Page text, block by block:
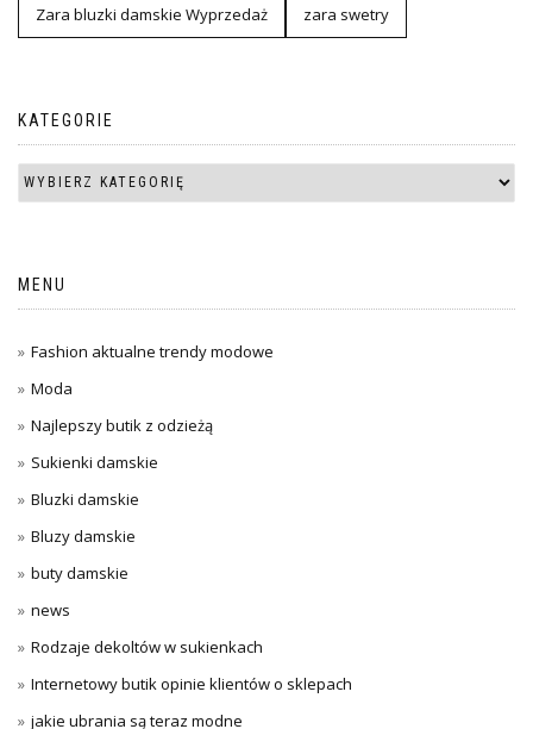
Zara bluzki damskie Wyprzedaż zara swetry
KATEGORIE
MENU
Fashion aktualne trendy modowe
Moda
Najlepszy butik z odzieżą
Sukienki damskie
Bluzki damskie
Bluzy damskie
buty damskie
news
Rodzaje dekoltów w sukienkach
Internetowy butik opinie klientów o sklepach
jakie ubrania są teraz modne